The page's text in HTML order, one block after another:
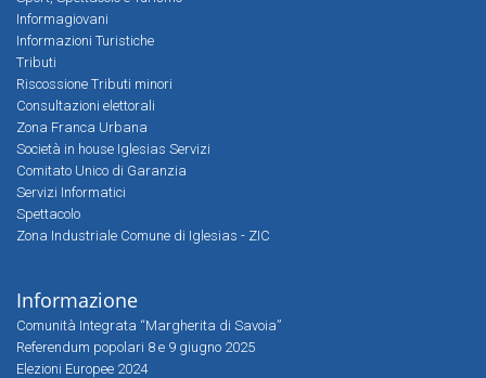
Informagiovani
Informazioni Turistiche
Tributi
Riscossione Tributi minori
Consultazioni elettorali
Zona Franca Urbana
Società in house Iglesias Servizi
Comitato Unico di Garanzia
Servizi Informatici
Spettacolo
Zona Industriale Comune di Iglesias - ZIC
Informazione
Comunità Integrata “Margherita di Savoia”
Referendum popolari 8 e 9 giugno 2025
Elezioni Europee 2024